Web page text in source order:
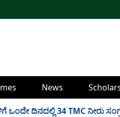
News
34 TMC ನೀರು ಸಂಗ್ರಹ!